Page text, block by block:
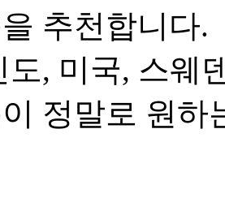
추천합니다.
도, 미국, 스웨
정말로 원하